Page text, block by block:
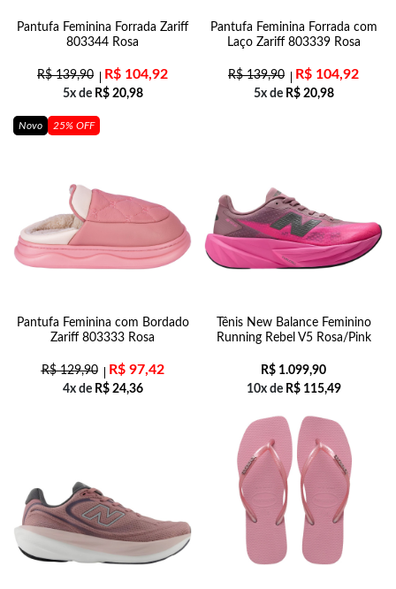
Pantufa Feminina Forrada Zariff
803344 Rosa
R$139,90 R$ 104,92
5x de R$20,98
Pantufa Feminina Forrada com
Laço Zariff 803339 Rosa
R$139,90 R$ 104,92
5x de R$20,98
Novo 25% OFF
Pantufa Feminina com Bordado
Zariff 803333 Rosa
R$129,90 R$97,42
4x de R$24,36
Tênis New Balance Feminino
Running Rebel V5 Rosa/Pink
R$ 1.099,90
10x de R$115,49